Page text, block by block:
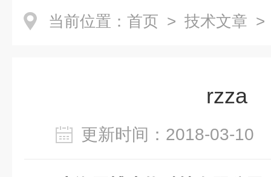
当前位置： 首页 > 技术文章 >
rzza
更新时间：2018-03-